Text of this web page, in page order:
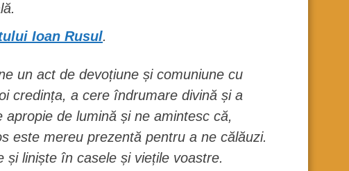
Ioan Rusul.
un act de devoțiune și comuniune cu
credința, a cere îndrumare divină și a
de lumină și ne amintesc că,
este mereu prezentă pentru a ne călăuzi.
și liniște în casele și viețile voastre.